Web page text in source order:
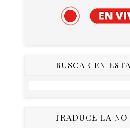
BUSCAR EN
TRADUCE LA